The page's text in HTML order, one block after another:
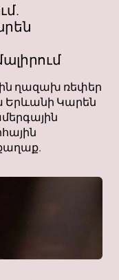
ղազախ ռեփեր
Երևանի Կարեն